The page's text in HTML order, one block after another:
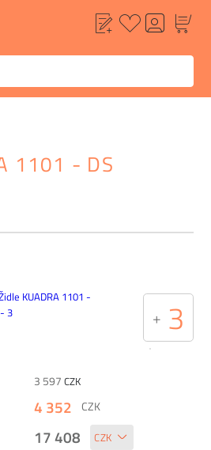
1101 - DS
+ 3
3 597 CZK
4 352
CZK
17 408